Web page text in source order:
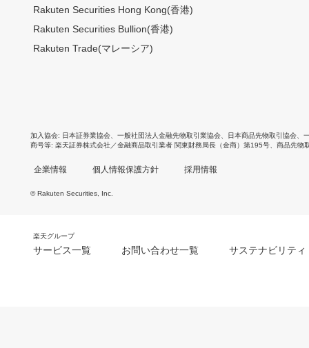
Rakuten Securities Hong Kong(香港)
Rakuten Securities Bullion(香港)
Rakuten Trade(マレーシア)
加入協会 日本証券業協会 一般社団法人金融先物取引業協会 日本商品先物取引協会
商号等 楽天証券株式会社／金融商品取引業者 関東財務局長（金商）第195号、商品先物
企業情報 個人情報保護方針 採用情報
© Rakuten Securities, Inc.
楽天グループ
サービス一覧 お問い合わせ一覧 サステナビリティ